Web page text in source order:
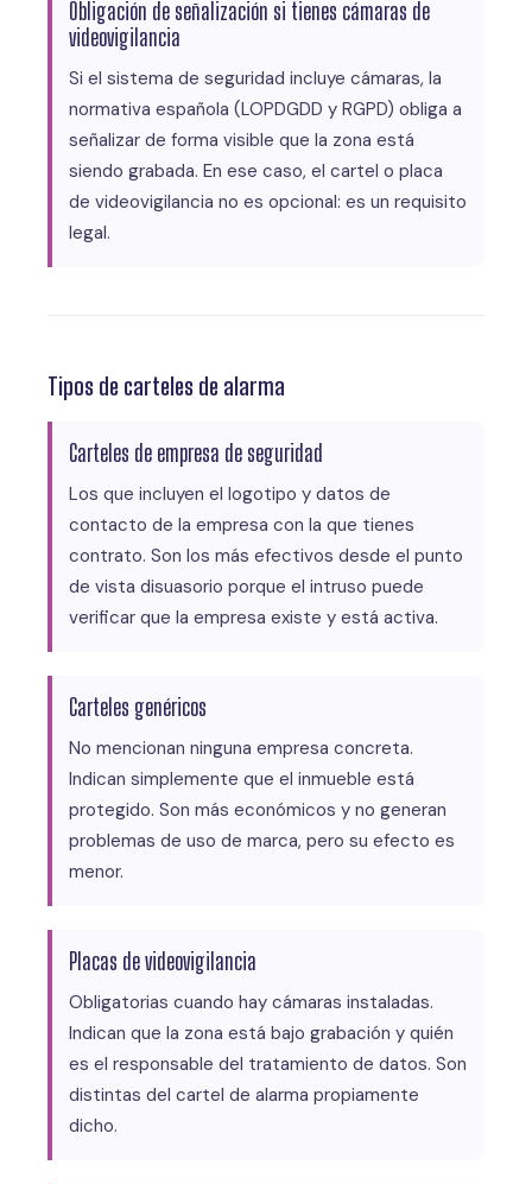
Obligación de señalización si tienes cámaras de
videovigilancia
Si el sistema de seguridad incluye cámaras, la
normativa española (LOPDGDD y RGPD) obliga a
señalizar de forma visible que la zona está
siendo grabada. En ese caso, el cartel o placa
de videovigilancia no es opcional: es un requisito
legal.
Tipos de carteles de alarma
Carteles de empresa de seguridad
Los que incluyen el logotipo y datos de
contacto de la empresa con la que tienes
contrato. Son los más efectivos desde el punto
de vista disuasorio porque el intruso puede
verificar que la empresa existe y está activa.
Carteles genéricos
No mencionan ninguna empresa concreta.
Indican simplemente que el inmueble está
protegido. Son más económicos y no generan
problemas de uso de marca, pero su efecto es
menor.
Placas de videovigilancia
Obligatorias cuando hay cámaras instaladas.
Indican que la zona está bajo grabación y quién
es el responsable del tratamiento de datos. Son
distintas del cartel de alarma propiamente
dicho.